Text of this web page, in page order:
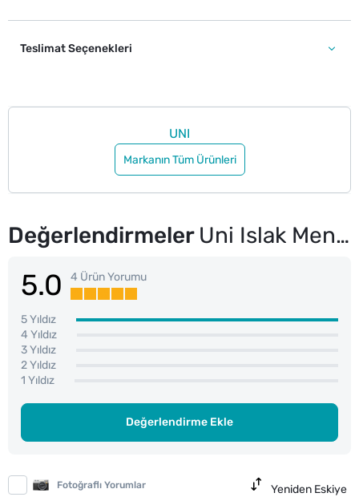
Teslimat Seçenekleri
UNI
Markanın Tüm Ürünleri
Değerlendirmeler Uni Islak Mendil Aktif Simple Clean 3x52
5.0 4 Ürün Yorumu
5 Yıldız
4 Yıldız
3 Yıldız
2 Yıldız
1 Yıldız
Değerlendirme Ekle
Fotoğraflı Yorumlar Yeniden Eskiye